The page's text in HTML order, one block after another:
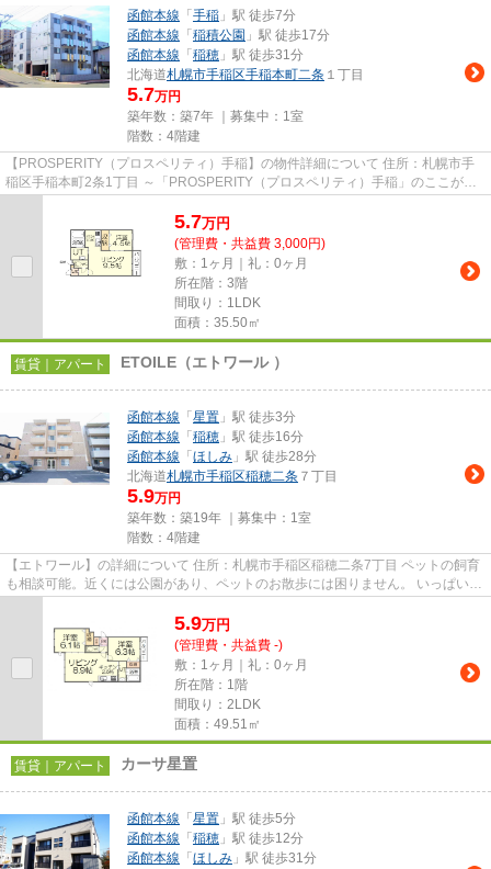
函館本線 「 手稲 」駅 徒歩7分
函館本線 「 稲積公園 」駅 徒歩17分
函館本線 「 稲穂 」駅 徒歩31分
北海道札幌市手稲区手稲本町二条 １丁目
5.7万円
築年数：築7年 ｜募集中： 1室
階数：4階建
【PROSPERITY（プロスペリティ）手稲】の物件詳細について 住所：札幌市手
稲区手稲本町2条1丁目 ～「PROSPERITY（プロスペリティ）手稲」のここがイ
5.7万円
(管理費・共益費 3,000円)
敷：1ヶ月｜礼：0ヶ月
所在階：3階
間取り：1LDK
面積：35.50㎡
賃貸｜アパート ETOILE（エトワール ）
函館本線 「 星置 」駅 徒歩3分
函館本線 「 稲穂 」駅 徒歩16分
函館本線 「 ほしみ 」駅 徒歩28分
北海道札幌市手稲区稲穂二条 ７丁目
5.9万円
築年数：築19年 ｜募集中： 1室
階数：4階建
【エトワール】の詳細について 住所：札幌市手稲区稲穂二条7丁目 ペットの飼育
も相談可能。近くには公園があり、ペットのお散歩には困りません。 いっぱい遊
5.9万円
(管理費・共益費 -)
敷：1ヶ月｜礼：0ヶ月
所在階：1階
間取り：2LDK
面積：49.51㎡
賃貸｜アパート カーサ星置
函館本線 「 星置 」駅 徒歩5分
函館本線 「 稲穂 」駅 徒歩12分
函館本線 「 ほしみ 」駅 徒歩31分